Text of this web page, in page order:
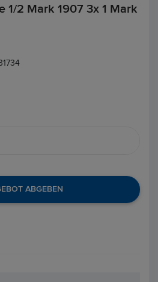
1/2 Mark 1907 3x 1 Mark
ABGEBEN